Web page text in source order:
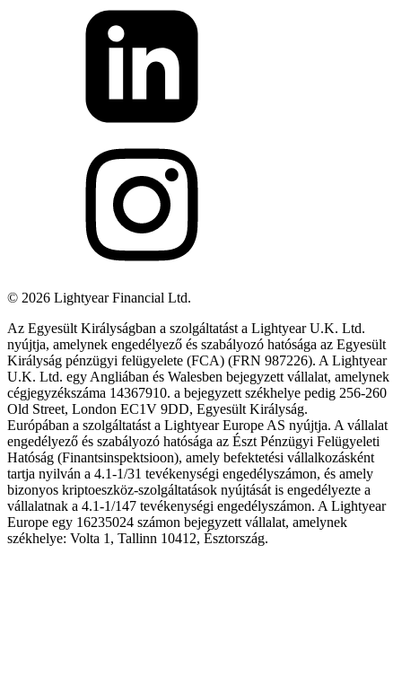
© 2026 Lightyear Financial Ltd.
Az Egyesült Királyságban a szolgáltatást a Lightyear U.K. Ltd.
nyújtja, amelynek engedélyező és szabályozó hatósága az Egyesült
Királyság pénzügyi felügyelete (FCA) (FRN 987226). A Lightyear
U.K. Ltd. egy Angliában és Walesben bejegyzett vállalat, amelynek
cégjegyzékszáma 14367910. a bejegyzett székhelye pedig 256-260
Old Street, London EC1V 9DD, Egyesült Királyság.
Európában a szolgáltatást a Lightyear Europe AS nyújtja. A vállalat
engedélyező és szabályozó hatósága az Észt Pénzügyi Felügyeleti
Hatóság (Finantsinspektsioon), amely befektetési vállalkozásként
tartja nyilván a 4.1-1/31 tevékenységi engedélyszámon, és amely
bizonyos kriptoeszköz-szolgáltatások nyújtását is engedélyezte a
vállalatnak a 4.1-1/147 tevékenységi engedélyszámon. A Lightyear
Europe egy 16235024 számon bejegyzett vállalat, amelynek
székhelye: Volta 1, Tallinn 10412, Észtország.